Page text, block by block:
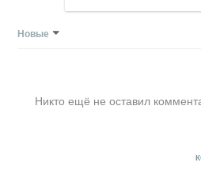
Новые
Никто ещё не оставил